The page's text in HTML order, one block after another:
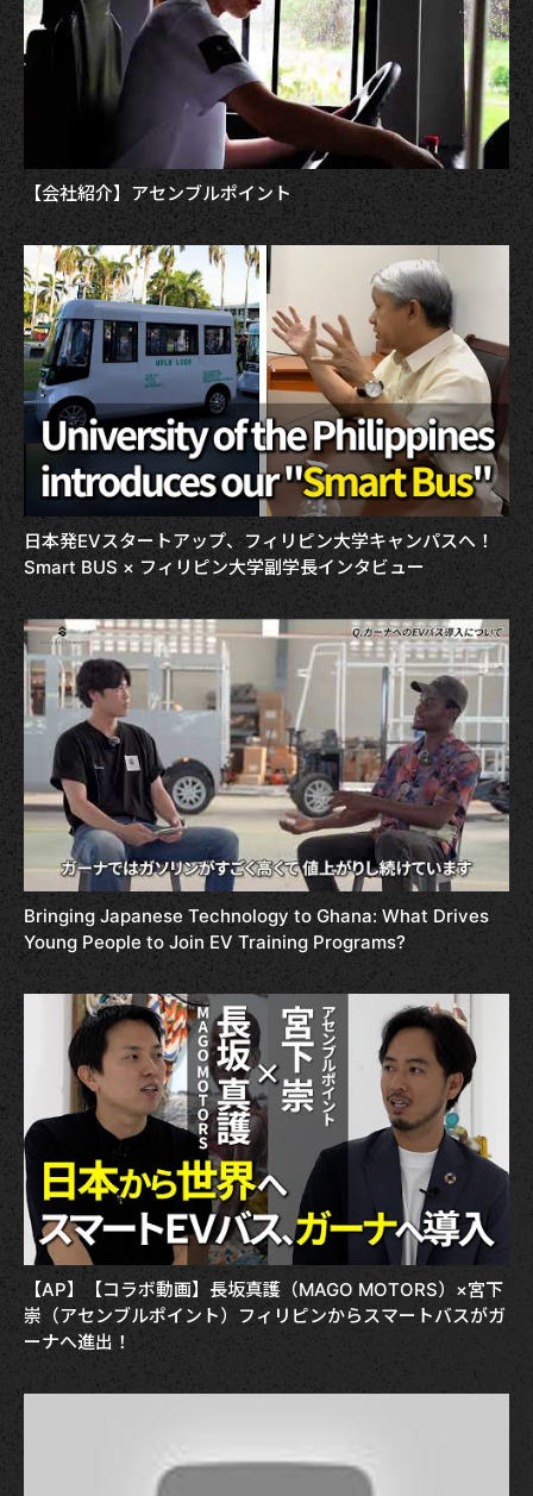
【会社紹介】アセンブルポイント
日本発EVスタートアップ、フィリピン大学キャンパスへ！
Smart BUS × フィリピン大学副学長インタビュー
Bringing Japanese Technology to Ghana: What Drives
Young People to Join EV Training Programs?
【AP】【コラボ動画】長坂真護（MAGO MOTORS）×宮下
崇（アセンブルポイント）フィリピンからスマートバスがガ
ーナへ進出！